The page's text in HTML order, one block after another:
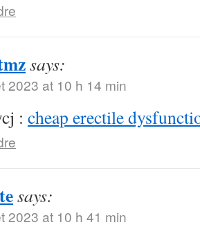
says:
2023 at 10 h 14 min
: cheap erectile
says:
2023 at 10 h 41 min